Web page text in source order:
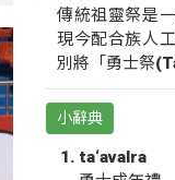
傳統祖靈祭是
現今配合族人
別將「勇士祭
小辭典
ta‘avalra